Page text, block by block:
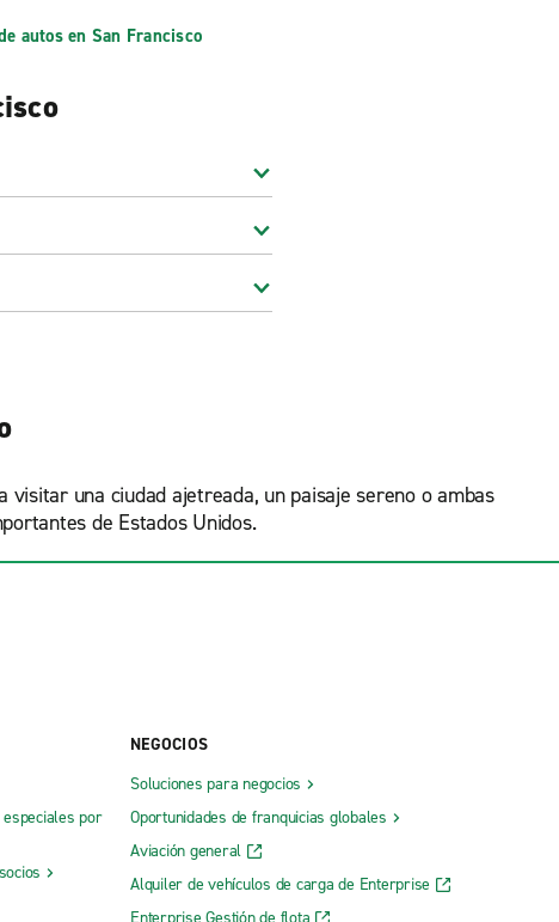
autos en San Francisco
una ciudad ajetreada, un paisaje sereno o ambas
de Estados Unidos.
por
NEGOCIOS
Soluciones para negocios
Oportunidades de franquicias globales
Aviación general
Alquiler de vehículos de carga de Enterprise